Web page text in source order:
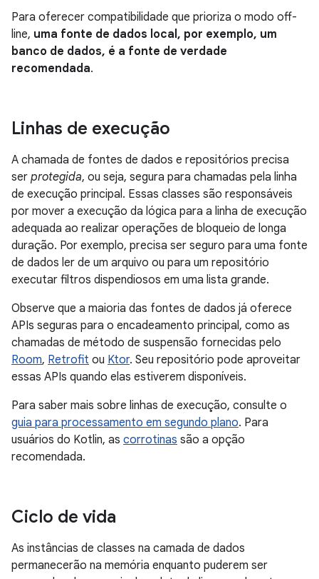
Para oferecer compatibilidade que prioriza o modo off-
line, uma fonte de dados local, por exemplo, um
banco de dados, é a fonte de verdade
recomendada.
Linhas de execução
A chamada de fontes de dados e repositórios precisa
ser protegida, ou seja, segura para chamadas pela linha
de execução principal. Essas classes são responsáveis
por mover a execução da lógica para a linha de execução
adequada ao realizar operações de bloqueio de longa
duração. Por exemplo, precisa ser seguro para uma fonte
de dados ler de um arquivo ou para um repositório
executar filtros dispendiosos em uma lista grande.
Observe que a maioria das fontes de dados já oferece
APIs seguras para o encadeamento principal, como as
chamadas de método de suspensão fornecidas pelo
Room, Retrofit ou Ktor. Seu repositório pode aproveitar
essas APIs quando elas estiverem disponíveis.
Para saber mais sobre linhas de execução, consulte o
guia para processamento em segundo plano. Para
usuários do Kotlin, as corrotinas são a opção
recomendada.
Ciclo de vida
As instâncias de classes na camada de dados
permanecerão na memória enquanto puderem ser